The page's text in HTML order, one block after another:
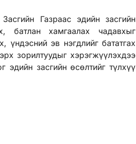
Газраас эдийн засгийн
батлан хамгаалах чадавхыг
үндэсний эв нэгдлийг бататгах
зорилтуудыг хэрэгжүүлэхдээ
засгийн өсөлтийг түлхүү